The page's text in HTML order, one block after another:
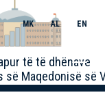
të të dhënave
së Maqedonisë së
MK AL EN
Toggle